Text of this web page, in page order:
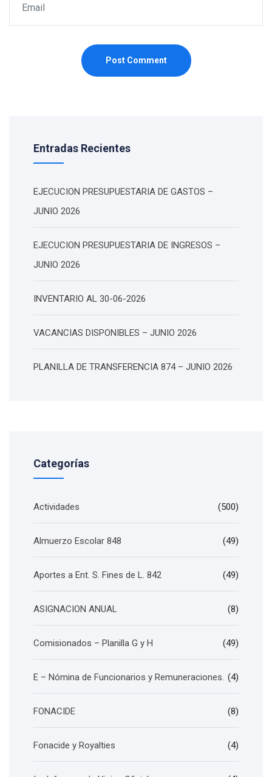
Post Comment
Entradas Recientes
EJECUCION PRESUPUESTARIA DE GASTOS –
JUNIO 2026
EJECUCION PRESUPUESTARIA DE INGRESOS –
JUNIO 2026
INVENTARIO AL 30-06-2026
VACANCIAS DISPONIBLES – JUNIO 2026
PLANILLA DE TRANSFERENCIA 874 – JUNIO 2026
Categorías
Actividades (500)
Almuerzo Escolar 848 (49)
Aportes a Ent. S. Fines de L. 842 (49)
ASIGNACION ANUAL (8)
Comisionados – Planilla G y H (49)
E – Nómina de Funcionarios y Remuneraciones. (4)
FONACIDE (8)
Fonacide y Royalties (4)